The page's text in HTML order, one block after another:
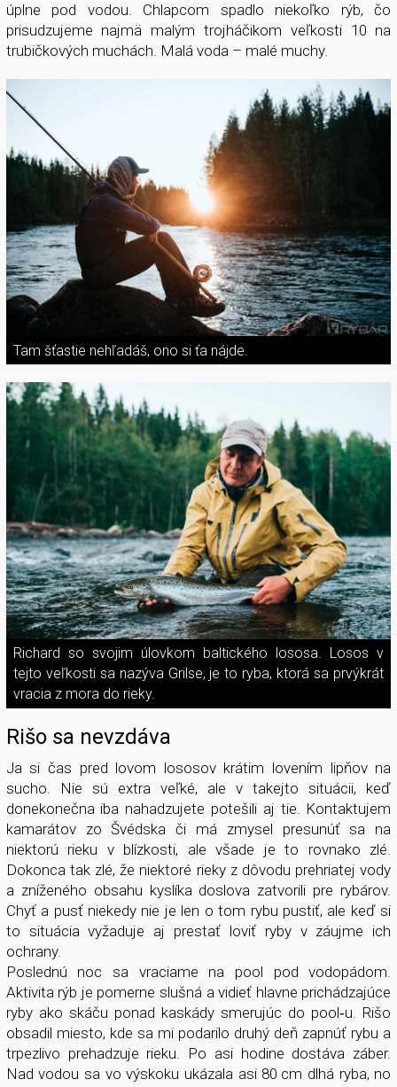
úplne pod vodou. Chlapcom spadlo niekoľko rýb, čo
prisudzujeme najmä malým trojháčikom veľkosti 10 na
trubičkových muchách. Malá voda – malé muchy.
Tam šťastie nehľadáš, ono si ťa nájde.
Richard so svojim úlovkom baltického lososa. Losos v
tejto veľkosti sa nazýva Grilse, je to ryba, ktorá sa prvýkrát
vracia z mora do rieky.
Rišo sa nevzdáva
Ja si čas pred lovom lososov krátim lovením lipňov na
sucho. Nie sú extra veľké, ale v takejto situácii, keď
donekonečna iba nahadzujete potešili aj tie. Kontaktujem
kamarátov zo Švédska či má zmysel presunúť sa na
niektorú rieku v blízkosti, ale všade je to rovnako zlé.
Dokonca tak zlé, že niektoré rieky z dôvodu prehriatej vody
a zníženého obsahu kyslíka doslova zatvorili pre rybárov.
Chyť a pusť niekedy nie je len o tom rybu pustiť, ale keď si
to situácia vyžaduje aj prestať loviť ryby v záujme ich
ochrany.
Poslednú noc sa vraciame na pool pod vodopádom.
Aktivita rýb je pomerne slušná a vidieť hlavne prichádzajúce
ryby ako skáču ponad kaskády smerujúc do pool­‑u. Rišo
obsadil miesto, kde sa mi podarilo druhý deň zapnúť rybu a
trpezlivo prehadzuje rieku. Po asi hodine dostáva záber.
Nad vodou sa vo výskoku ukázala asi 80 cm dlhá ryba, no